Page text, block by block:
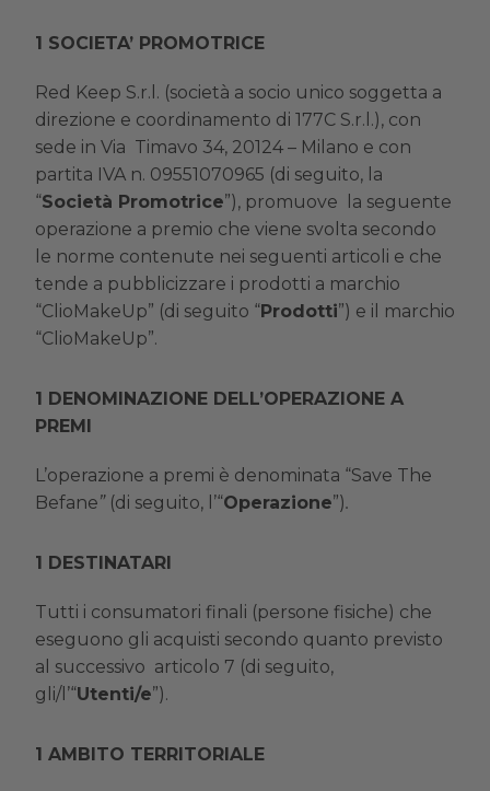
SOCIETA’ PROMOTRICE
Red Keep S.r.l. (società a socio unico soggetta a
direzione e coordinamento di 177C S.r.l.), con
sede in Via Timavo 34, 20124 – Milano e con
partita IVA n. 09551070965 (di seguito, la
“Società Promotrice”), promuove la seguente
operazione a premio che viene svolta secondo
le norme contenute nei seguenti articoli e che
tende a pubblicizzare i prodotti a marchio
“ClioMakeUp” (di seguito “Prodotti”) e il marchio
“ClioMakeUp”.
DENOMINAZIONE DELL’OPERAZIONE A
PREMI
L’operazione a premi è denominata “Save The
Befane” (di seguito, l’“Operazione”).
DESTINATARI
Tutti i consumatori finali (persone fisiche) che
eseguono gli acquisti secondo quanto previsto
al successivo articolo 7 (di seguito,
gli/l’“Utenti/e”).
AMBITO TERRITORIALE